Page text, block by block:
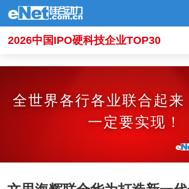
2026中国IPO硬科技企业TOP30
全世界各行各业联合起
一定要实现！